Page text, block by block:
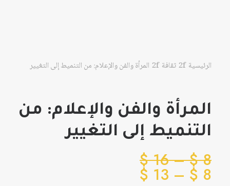
الرئيسية ثقافة المرأة والفن والإعلام: من التنميط إلى التغيير
المرأة والفن والإعلام: من
التنميط إلى التغيير
8
$
–
16
$نطاق
8
$
–
13
$